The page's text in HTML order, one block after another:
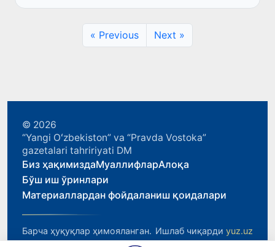
учрашди.
« Previous Next »
© 2026
“Yangi Oʻzbekiston” va “Pravda Vostoka”
gazetalari tahririyati DM
Биз ҳақимиздаМуаллифларАлоқа
Бўш иш ўринлари
Материаллардан фойдаланиш қоидалари
Барча ҳуқуқлар ҳимояланган. Ишлаб чиқарди yuz.uz